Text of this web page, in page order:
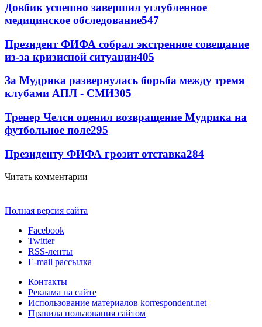
Довбик успешно завершил углубленное
медицинское обследование547
Президент ФИФА собрал экстренное совещание
из-за кризисной ситуации405
За Мудрика развернулась борьба между тремя
клубами АПЛ - СМИ305
Тренер Челси оценил возвращение Мудрика на
футбольное поле295
Президенту ФИФА грозит отставка284
Читать комментарии
Полная версия сайта
Facebook
Twitter
RSS-ленты
E-mail рассылка
Контакты
Реклама на сайте
Использование материалов korrespondent.net
Правила пользования сайтом